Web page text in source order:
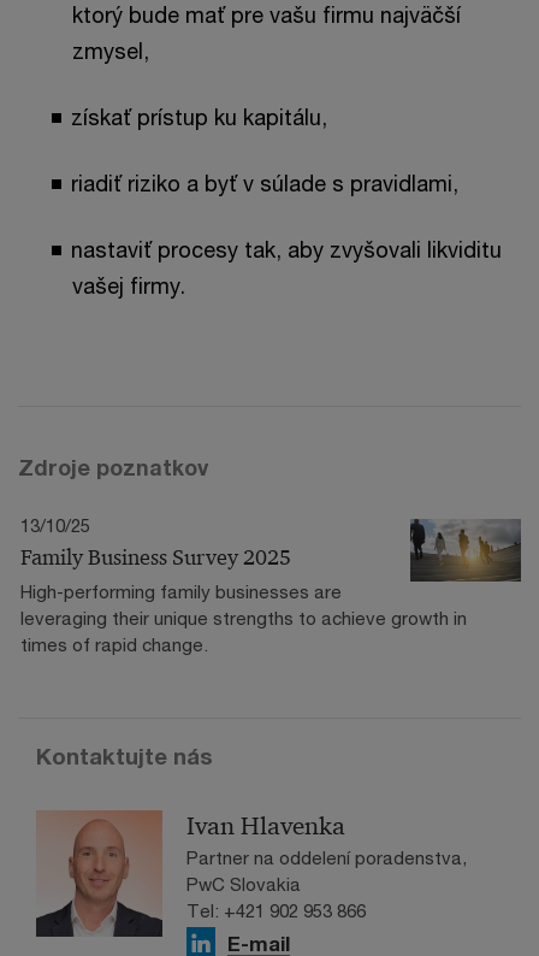
ktorý bude mať pre vašu firmu najväčší
zmysel,
získať prístup ku kapitálu,
riadiť riziko a byť v súlade s pravidlami,
nastaviť procesy tak, aby zvyšovali likviditu
vašej firmy.
Zdroje poznatkov
13/10/25
Family Business Survey 2025
High-performing family businesses are
leveraging their unique strengths to achieve growth in
times of rapid change.
Kontaktujte nás
Ivan Hlavenka
Partner na oddelení poradenstva,
PwC Slovakia
Tel: +421 902 953 866
E-mail